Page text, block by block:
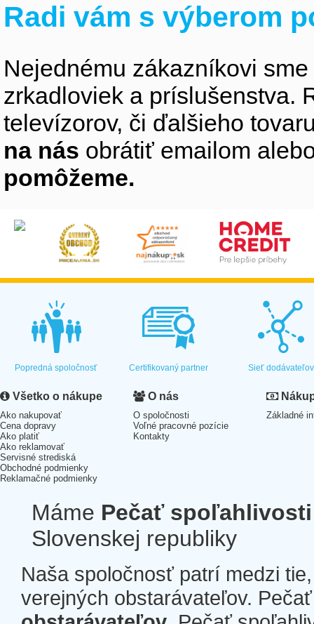
Radi vám s výberom
Nejednému zákazníkovi
zrkadloviek a príslušenstva.
televízorov, či ďalšieho
na nás obrátiť emailom
pomôžeme.
Popredná spoločnosť Certifikovaný partner Sieť dodávateľov
Všetko o nákupe
Ako nakupovať
Cena dopravy
Ako platiť
Ako reklamovať
Servisné strediská
Obchodné podmienky
Reklamačné podmienky
O nás
O spoločnosti
Voľné pracovné pozície
Kontakty
Základné
Máme Pečať spoľahlivosti
Slovenskej republiky
Naša spoločnosť patrí medzi
verejných obstarávateľov.